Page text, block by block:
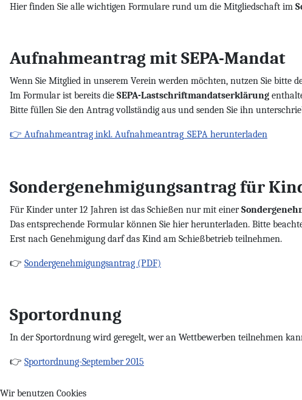
Hier finden Sie alle wichtigen Formulare rund um die Mitgliedschaft im
Aufnahmeantrag mit SEPA-Mandat
Wenn Sie Mitglied in unserem Verein werden möchten, nutzen Sie bitte
Im Formular ist bereits die SEPA-Lastschriftmandatserklärung
Bitte füllen Sie den Antrag vollständig aus und senden Sie ihn
👉 Aufnahmeantrag inkl. Aufnahmeantrag_SEPA herunterladen
Sondergenehmigungsantrag für
Für Kinder unter 12 Jahren ist das Schießen nur mit einer
Das entsprechende Formular können Sie hier herunterladen. Bitte
Erst nach Genehmigung darf das Kind am Schießbetrieb teilnehmen.
👉 Sondergenehmigungsantrag (PDF)
Sportordnung
In der Sportordnung wird geregelt, wer an Wettbewerben teilnehmen
👉 Sportordnung-September 2015
Wir benutzen Cookies